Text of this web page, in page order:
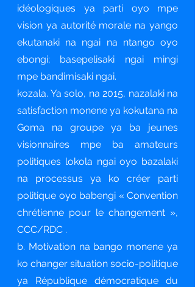
idéologiques ya parti oyo mpe
vision ya autorité morale na yango
ekutanaki na ngai na ntango oyo
ebongi; basepelisaki ngai mingi
mpe bandimisaki ngai.
kozala. Ya solo, na 2015, nazalaki na
satisfaction monene ya kokutana na
Goma na groupe ya ba jeunes
visionnaires mpe ba amateurs
politiques lokola ngai oyo bazalaki
na processus ya ko créer parti
politique oyo babengi « Convention
chrétienne pour le changement »,
CCC/RDC .
b. Motivation na bango monene ya
ko changer situation socio-politique
ya République démocratique du